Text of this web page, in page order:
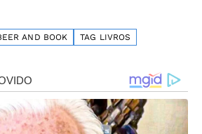
AND BOOK TAG LIVROS